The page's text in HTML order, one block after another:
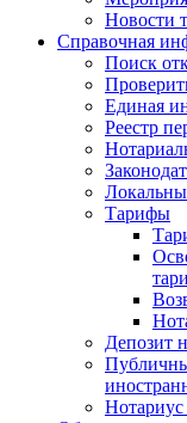
Новости
Справочная
Поиск
Единая
Реестр
Тарифы
Депозит
Нотариус